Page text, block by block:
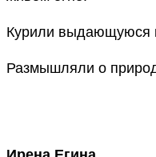
Курили выдающуюся
Размышляли о